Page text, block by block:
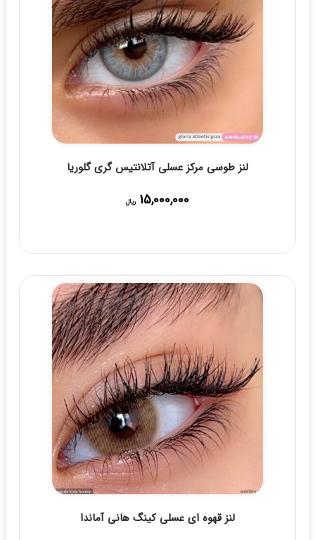
لنز طوسی مرکز عسلی آتلانتیس گری گلوریا
15,000,000 ریال
لنز قهوه ای عسلی کینگ هانی آماندا